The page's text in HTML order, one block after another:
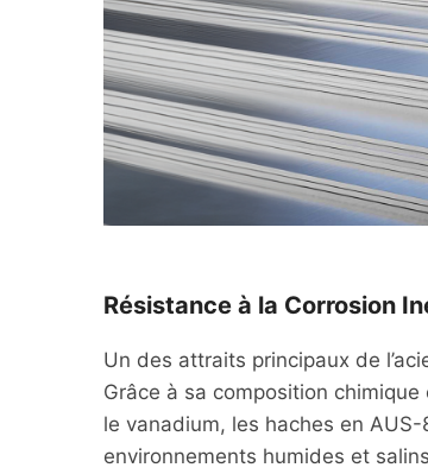
Résistance à la Corrosion
Un des attraits principaux de
Grâce à sa composition
le vanadium, les haches en
environnements humides et